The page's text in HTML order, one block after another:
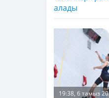
алады
19:38, 6 тамыз